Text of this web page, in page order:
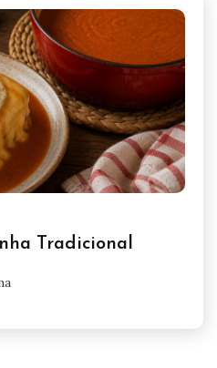
Tradicional